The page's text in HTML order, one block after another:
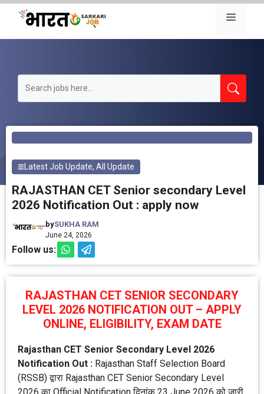
Skip
content
Menu
Latest Job Update,All Update
RAJASTHAN CET Senior secondary Level
2026 Notification Out : apply now
bySUKHA RAM
June 24, 2026
Follow us:
RAJASTHAN CET SENIOR SECONDARY
LEVEL 2026 NOTIFICATION OUT – APPLY
ONLINE, ELIGIBILITY, EXAM DATE
Rajasthan CET Senior Secondary Level 2026
Notification Out : Rajasthan Staff Selection Board
(RSSB) द्वारा Rajasthan CET Senior Secondary Level